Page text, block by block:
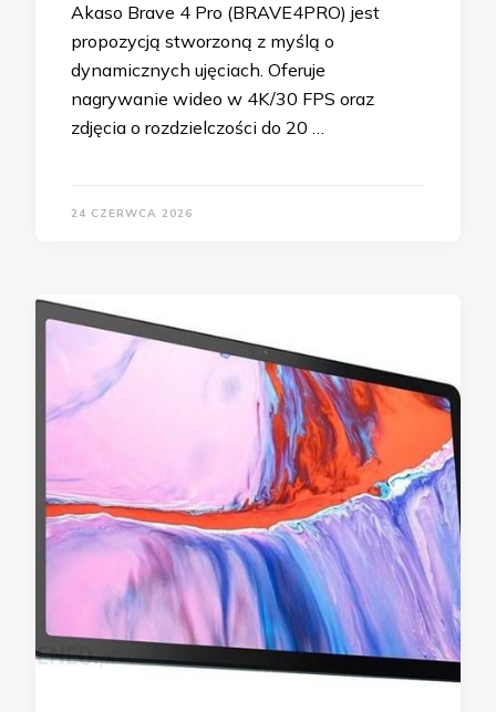
Akaso Brave 4 Pro (BRAVE4PRO) jest
propozycją stworzoną z myślą o
dynamicznych ujęciach. Oferuje
nagrywanie wideo w 4K/30 FPS oraz
zdjęcia o rozdzielczości do 20 …
24 CZERWCA 2026